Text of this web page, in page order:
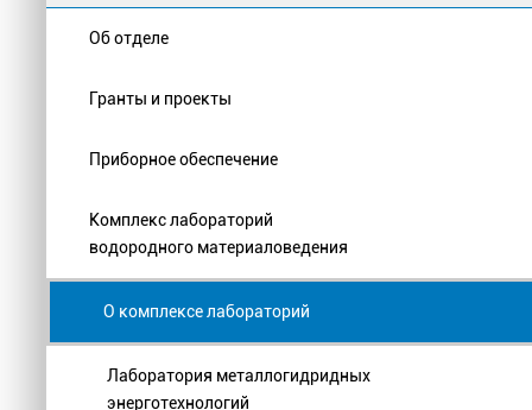
Об отделе
Гранты и проекты
Приборное обеспечение
Комплекс лабораторий
водородного материаловедения
О комплексе лабораторий
Лаборатория металлогидридных
энерготехнологий